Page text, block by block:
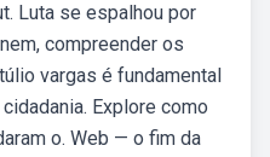
Luta se espalhou por
compreender os
vargas é fundamental
Explore como
o. Web — o fim da